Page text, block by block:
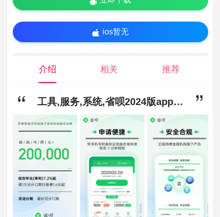
ios暂无
介绍 相关 推荐
工具,服务,系统,省呗2024版app下载-省呗2024版安卓版下载8.31.1